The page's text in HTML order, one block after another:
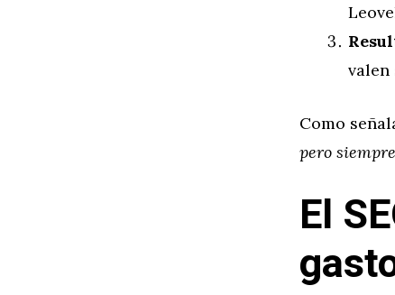
valen
Como
pero
El